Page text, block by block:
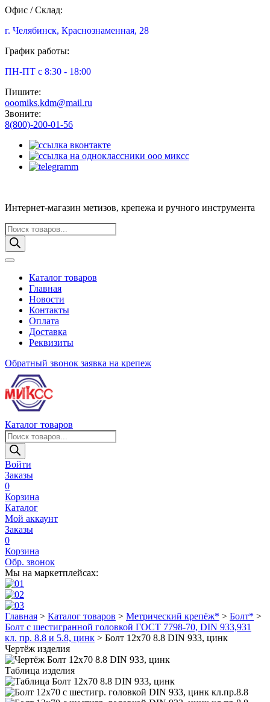
Офис / Склад:
г. Челябинск, Краснознаменная, 28
График работы:
ПН-ПТ с 8:30 - 18:00
Пишите:
ooomiks.kdm@mail.ru
Звоните:
8(800)-200-01-56
Интернет-магазин метизов, крепежа и ручного инструмента
Поиск
товаров
Каталог товаров
Главная
Новости
Контакты
Оплата
Доставка
Реквизиты
Обратный звонок заявка на крепеж
Каталог товаров
Поиск
товаров
Войти
Заказы
0
Корзина
Каталог
Мой аккаунт
Заказы
0
Корзина
Обр. звонок
Мы на маркетплейсах:
Главная > Каталог товаров > Метрический крепёж* > Болт* >
Болт с шестигранной головкой ГОСТ 7798-70, DIN 933,931
кл. пр. 8.8 и 5.8, цинк > Болт 12х70 8.8 DIN 933, цинк
Чертёж изделия
Таблица изделия